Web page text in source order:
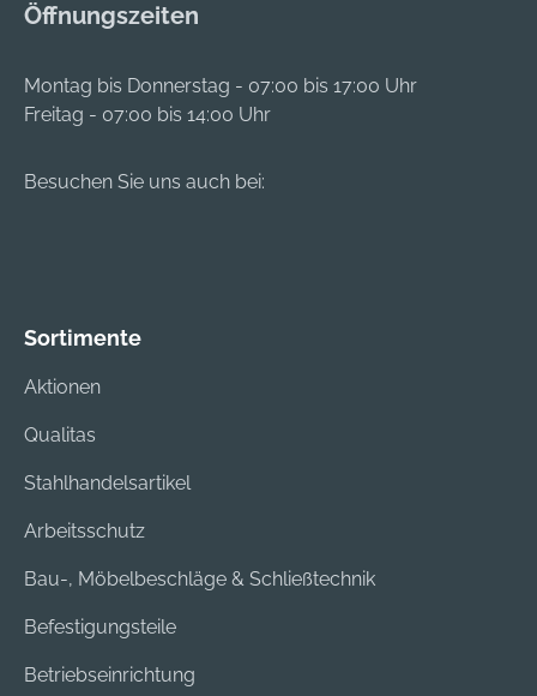
Öffnungszeiten
Montag bis Donnerstag - 07:00 bis 17:00 Uhr
Freitag - 07:00 bis 14:00 Uhr
Besuchen Sie uns auch bei:
Sortimente
Aktionen
Qualitas
Stahlhandelsartikel
Arbeitsschutz
Bau-, Möbelbeschläge & Schließtechnik
Befestigungsteile
Betriebseinrichtung